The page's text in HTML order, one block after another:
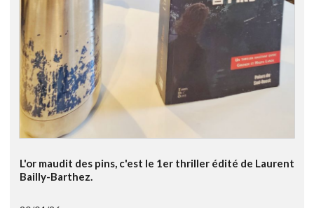
L'or maudit des pins, c'est le 1er thriller édité de Laurent
Bailly-Barthez.